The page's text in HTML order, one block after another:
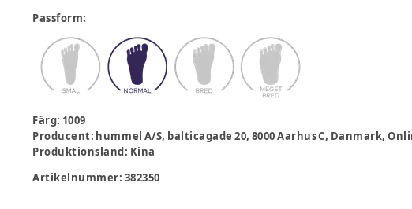
Passform:
Färg: 1009
Producent: hummel A/S, balticagade 20, 8000 Aarhus C, Danmark,
Produktionsland: Kina
Artikelnummer: 382350